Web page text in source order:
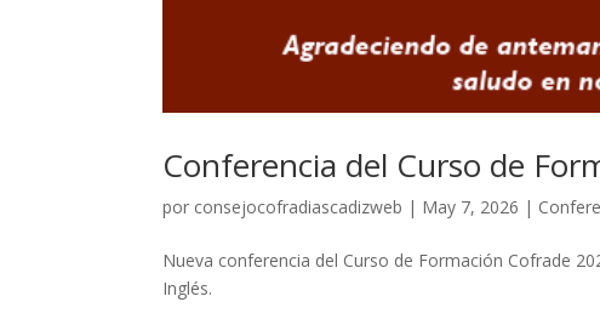
Conferencia del Curso de
por consejocofradiascadizweb | May 7, 2026 |
Nueva conferencia del Curso de Formación Cofrade
Inglés.